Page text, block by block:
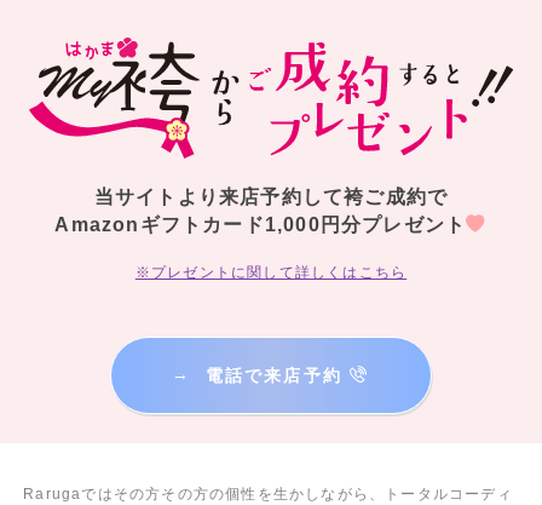
当サイトより来店予約して袴ご成約で
Amazonギフトカード1,000円分プレゼント
※プレゼントに関して詳しくはこちら
→ 電話で来店予約
Rarugaではその方その方の個性を生かしながら、トータルコーディ